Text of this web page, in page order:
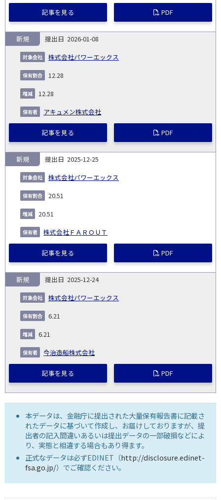
記事を見る PDF
2026-01-08
株式会社パワーエックス
新規
12.28
12.28
アキュメン株式会社
記事を見る PDF
2025-12-25
株式会社パワーエックス
新規
20.51
20.51
株式会社ＦＡＲＯＵＴ
記事を見る PDF
2025-12-24
株式会社パワーエックス
新規
6.21
6.21
今治造船株式会社
記事を見る PDF
本データは、金融庁に提出された大量保有報告書に記載さ
れたデータに基づいて作成し、お届けしておりますが、提
出者の記入間違いあるいは提出データの一部破損などによ
り、実態と相違する場合もあり得ます。
正式なデータは必ずEDINET（http://disclosure.edinet-
fsa.go.jp/）でご確認ください。